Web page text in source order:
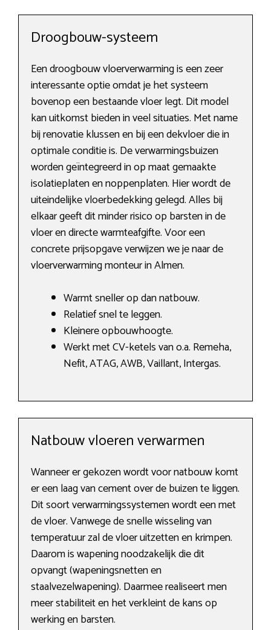
Droogbouw-systeem
Een droogbouw vloerverwarming is een zeer
interessante optie omdat je het systeem
bovenop een bestaande vloer legt. Dit model
kan uitkomst bieden in veel situaties. Met name
bij renovatie klussen en bij een dekvloer die in
optimale conditie is. De verwarmingsbuizen
worden geïntegreerd in op maat gemaakte
isolatieplaten en noppenplaten. Hier wordt de
uiteindelijke vloerbedekking gelegd. Alles bij
elkaar geeft dit minder risico op barsten in de
vloer en directe warmteafgifte. Voor een
concrete prijsopgave verwijzen we je naar de
vloerverwarming monteur in Almen.
Warmt sneller op dan natbouw.
Relatief snel te leggen.
Kleinere opbouwhoogte.
Werkt met CV-ketels van o.a. Remeha,
Nefit, ATAG, AWB, Vaillant, Intergas.
Natbouw vloeren verwarmen
Wanneer er gekozen wordt voor natbouw komt
er een laag van cement over de buizen te liggen.
Dit soort verwarmingssystemen wordt een met
de vloer. Vanwege de snelle wisseling van
temperatuur zal de vloer uitzetten en krimpen.
Daarom is wapening noodzakelijk die dit
opvangt (wapeningsnetten en
staalvezelwapening). Daarmee realiseert men
meer stabiliteit en het verkleint de kans op
werking en barsten.